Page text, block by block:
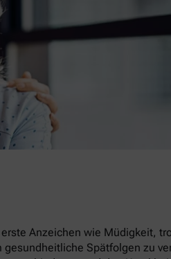
Anzeichen wie Müdigkeit,
Spätfolgen zu